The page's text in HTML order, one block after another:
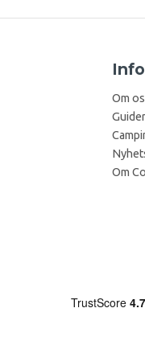
Om
Guider
Om